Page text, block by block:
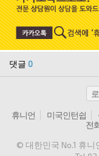
댓글 0
휴니언 미국인턴쉽
전
© 대한민국 No.1 휴니